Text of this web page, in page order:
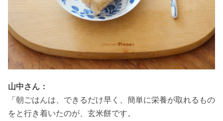
山中さん：
「朝ごはんは、できるだけ早く、簡単に栄養が取れるもの
をと行き着いたのが、玄米餅です。